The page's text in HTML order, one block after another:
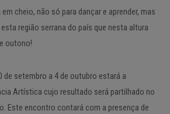
cheio, não só para dançar e aprender, mas
região serrana do país que nesta altura
outono!
de setembro a 4 de outubro estará a
Artística cujo resultado será partilhado no
Este encontro contará com a presença de